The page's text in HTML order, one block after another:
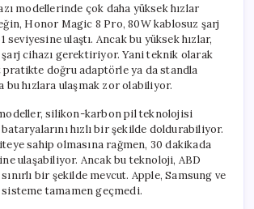
modellerinde çok daha yüksek hızlar
Honor Magic 8 Pro, 80W kablosuz şarj
seviyesine ulaştı. Ancak bu yüksek hızlar,
cihazı gerektiriyor. Yani teknik olarak
pratikte doğru adaptörle ya da standla
bu hızlara ulaşmak zor olabiliyor.
silikon-karbon pil teknolojisi
hızlı bir şekilde doldurabiliyor.
sahip olmasına rağmen, 30 dakikada
ulaşabiliyor. Ancak bu teknoloji, ABD
bir şekilde mevcut. Apple, Samsung ve
tamamen geçmedi.